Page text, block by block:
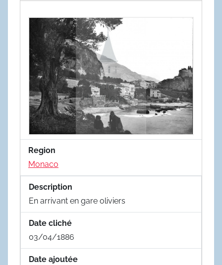
Region
Monaco
Description
En arrivant en gare oliviers
Date cliché
03/04/1886
Date ajoutée